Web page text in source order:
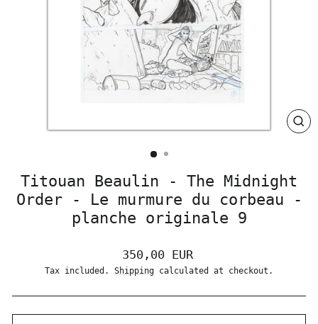
Titouan Beaulin - The Midnight
Order - Le murmure du corbeau -
planche originale 9
Regular
price
350,00 EUR
Tax included. Shipping calculated at checkout.